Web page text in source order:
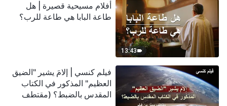
13:43
أفلام مسيحية قصيرة | هل
طاعة البابا هي طاعة للرب؟
فيلم كنسي | إلامَ يشير "الضيق
العظيم" المذكور في الكتاب
المقدس بالضبط؟ (مقتطف